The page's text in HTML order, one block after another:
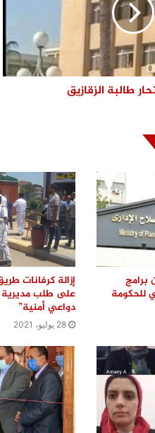
طالبة الزقازيق
برامج
للحكومة
إزالة كرفانات
على طلب مديرية
دواعي أمنية”
28 يوليو، 2021